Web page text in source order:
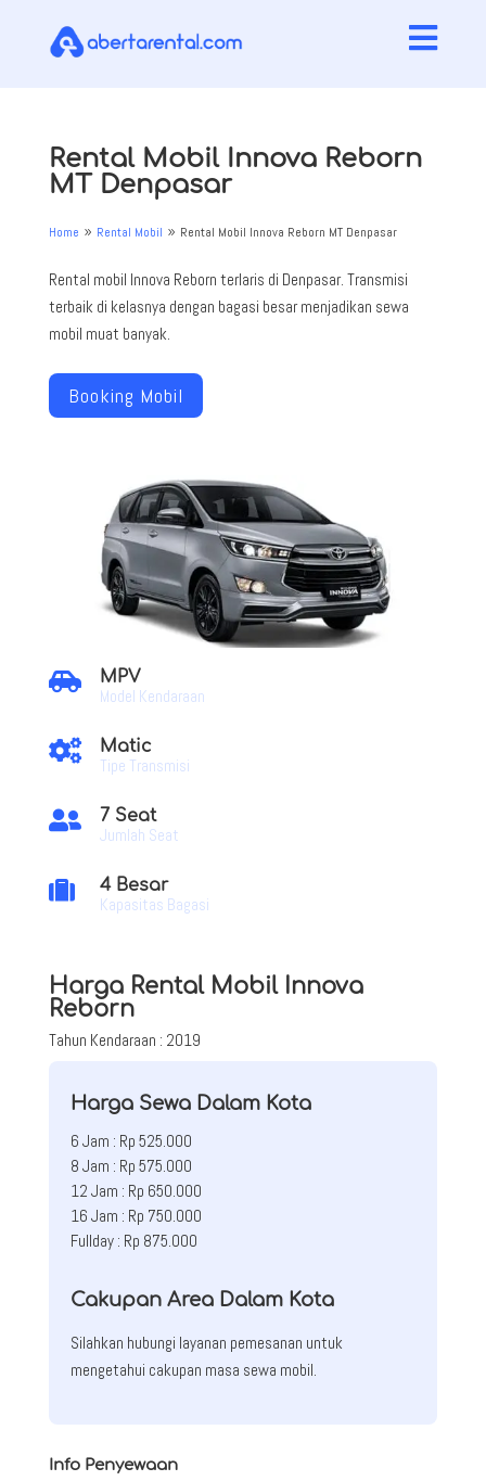

Rental Mobil Innova Reborn
MT Denpasar
Home 9 Rental Mobil 9 Rental Mobil Innova Reborn MT Denpasar
Rental mobil Innova Reborn terlaris di Denpasar. Transmisi
terbaik di kelasnya dengan bagasi besar menjadikan sewa
mobil muat banyak.
Booking Mobil
 MPV
Model Kendaraan
 Matic
Tipe Transmisi
 7 Seat
Jumlah Seat
 4 Besar
Kapasitas Bagasi
Harga Rental Mobil Innova
Reborn
Tahun Kendaraan : 2019
Harga Sewa Dalam Kota
6 Jam : Rp 525.000
8 Jam : Rp 575.000
12 Jam : Rp 650.000
16 Jam : Rp 750.000
Fullday : Rp 875.000
Cakupan Area Dalam Kota
Silahkan hubungi layanan pemesanan untuk
mengetahui cakupan masa sewa mobil.
Info Penyewaan